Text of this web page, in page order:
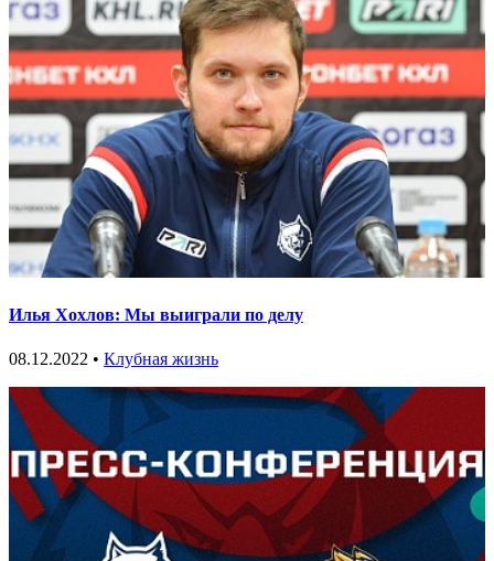
Илья Хохлов: Мы выиграли по делу
08.12.2022 • Клубная жизнь